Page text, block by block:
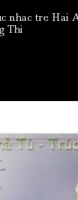
nhac tre Hai
Thi